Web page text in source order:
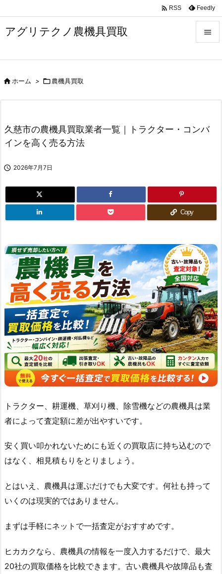
アグリテクノ農機具買取 


 RSS Feedly
ホーム > 農機具買取
久慈市の農機具買取業者一覧｜トラクター・コンバ
インを高く売る方法
 2026年7月7日
Copy
トラクター、耕運機、草刈り機、除雪機などの農機具は業
者によって査定額に差が出やすいです。
安く買い叩かれないためにも近くの買取店に持ち込むので
はなく、相見積もりをとりましょう。
とはいえ、農機具は運ぶだけでも大変です。何社も持って
いくのは現実的ではありません。
まずは手軽にネットで一括査定がおすすめです。
ヒカカクなら、農機具の情報を一度入力するだけで、最大
20社の買取価格を比較できます。古い農機具や故障品も査